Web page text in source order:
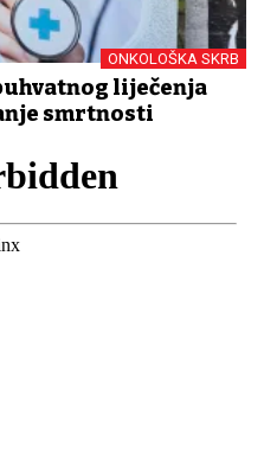
ONKOLOŠKA SKRB
liječenja
smrtnosti